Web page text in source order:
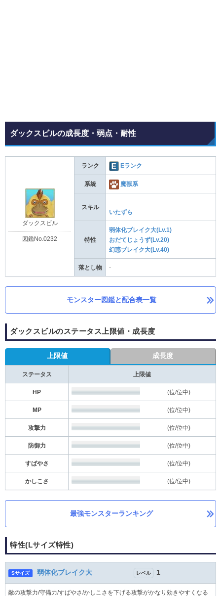
ダックスビルの成長度・弱点・耐性
ダックスビル
図鑑No.0232
ランク Eランク
系統 魔獣系
スキル
いたずら
特性
弱体化ブレイク大(Lv.1)
おだてじょうず(Lv.20)
幻惑ブレイク大(Lv.40)
落とし物 -
モンスター図鑑と配合表一覧
ダックスビルのステータス上限値・成長度
上限値 成長度
ステータス 上限値
HP (位/位中)
MP (位/位中)
攻撃力 (位/位中)
防御力 (位/位中)
すばやさ (位/位中)
かしこさ (位/位中)
最強モンスターランキング
特性(Lサイズ特性)
Sサイズ 弱体化ブレイク大 レベル 1
敵の攻撃力/守備力/すばやさ/かしこさを下げる攻撃がかなり効きやすくなる